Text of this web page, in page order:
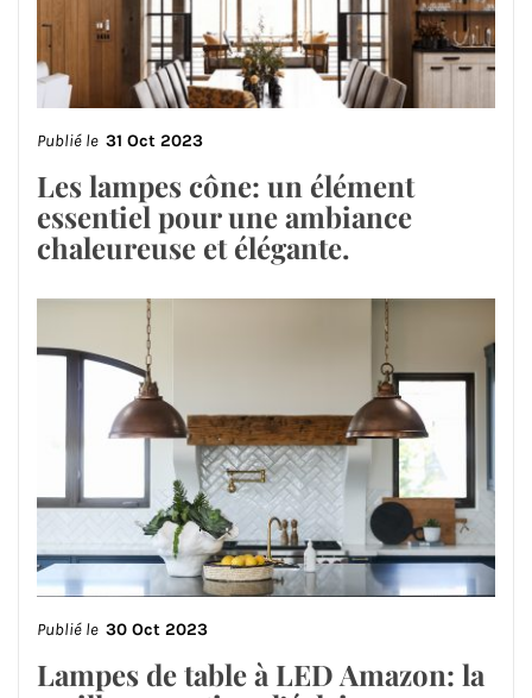
Publié le 31 Oct 2023
Les lampes cône: un élément
essentiel pour une ambiance
chaleureuse et élégante.
Publié le 30 Oct 2023
Lampes de table à LED Amazon: la